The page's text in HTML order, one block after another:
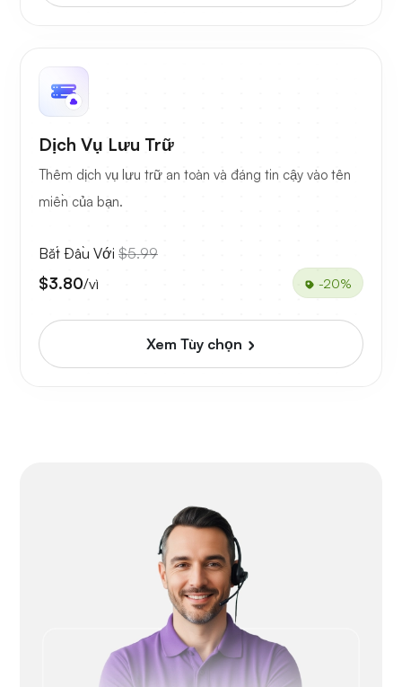
Dịch Vụ Lưu Trữ
Thêm dịch vụ lưu trữ an toàn và đáng tin cậy vào tên
miền của bạn.
Bắt Đầu Với $5.99
$3.80/vì -20%
Xem Tùy chọn